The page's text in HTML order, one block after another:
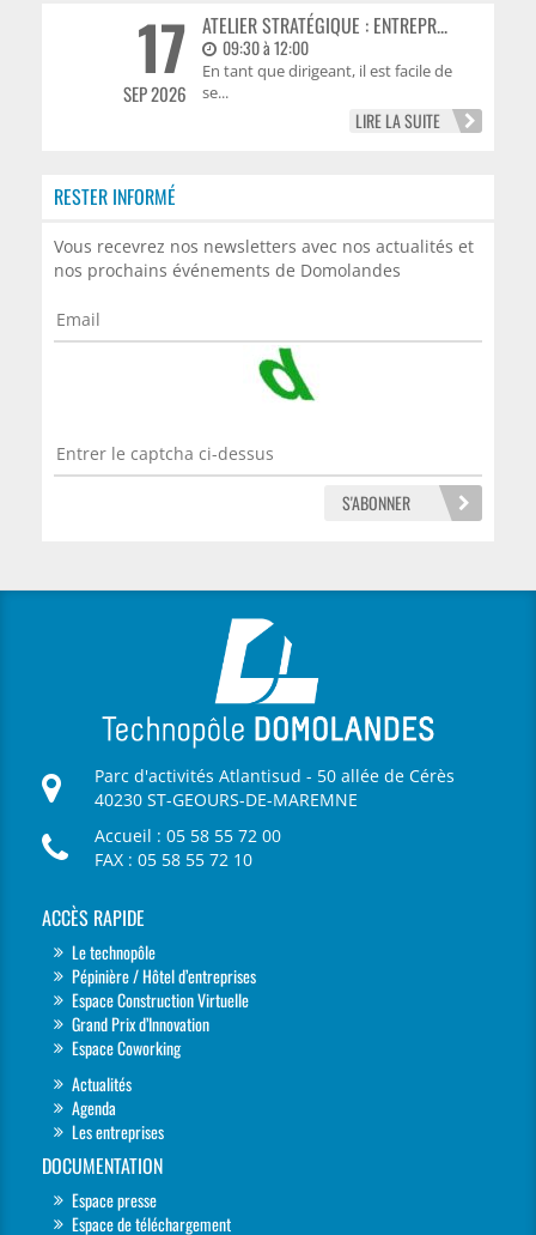
17
SEP 2026
ATELIER STRATÉGIQUE : ENTREPR...
09:30 à 12:00
En tant que dirigeant, il est facile de
se...
LIRE LA SUITE
RESTER INFORMÉ
Vous recevrez nos newsletters avec nos actualités et
nos prochains événements de Domolandes
Parc d'activités Atlantisud - 50 allée de Cérès
40230 ST-GEOURS-DE-MAREMNE
Accueil : 05 58 55 72 00
FAX : 05 58 55 72 10
ACCÈS RAPIDE
Le technopôle
Pépinière / Hôtel d’entreprises
Espace Construction Virtuelle
Grand Prix d’Innovation
Espace Coworking
Actualités
Agenda
Les entreprises
DOCUMENTATION
Espace presse
Espace de téléchargement